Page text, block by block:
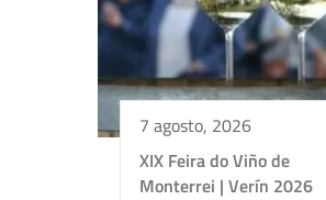
7 agosto, 2026
XIX Feira do Viño de
Monterrei | Verín 2026